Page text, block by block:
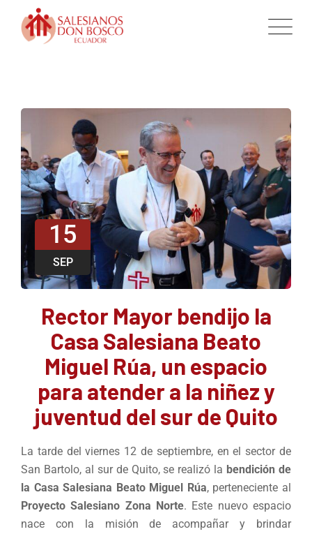
15
SEP
Rector Mayor bendijo la
Casa Salesiana Beato
Miguel Rúa, un espacio
para atender a la niñez y
juventud del sur de Quito
La tarde del viernes 12 de septiembre, en el sector de
San Bartolo, al sur de Quito, se realizó la bendición de
la Casa Salesiana Beato Miguel Rúa, perteneciente al
Proyecto Salesiano Zona Norte. Este nuevo espacio
nace con la misión de acompañar y brindar